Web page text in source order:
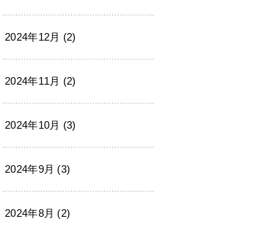
2024年12月 (2)
2024年11月 (2)
2024年10月 (3)
2024年9月 (3)
2024年8月 (2)